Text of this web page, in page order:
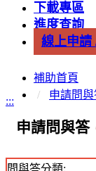
下載專區
進度查詢
線上申請
補助首頁
申請問與
:::
申請問與答
問與答分類: